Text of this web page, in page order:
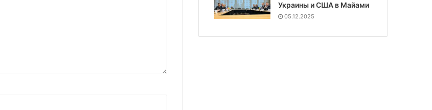
Украины и США в Майами
05.12.2025